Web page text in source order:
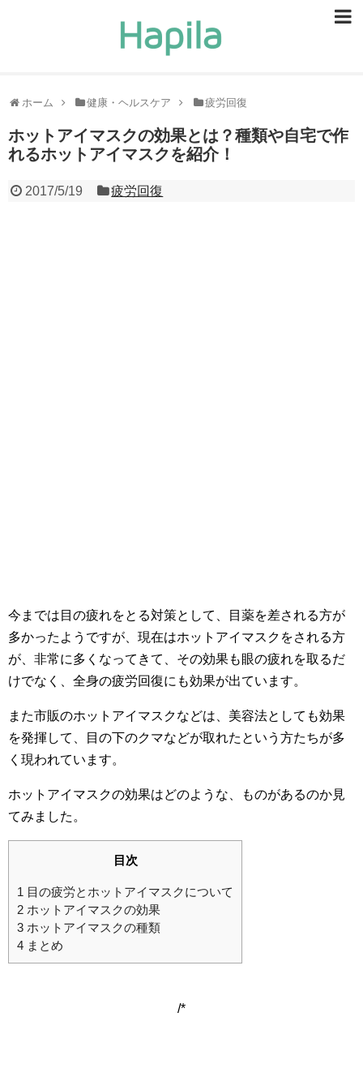
ホーム 健康・ヘルスケア 疲労回復
ホットアイマスクの効果とは？種類や自宅で作
れるホットアイマスクを紹介！
2017/5/19 疲労回復
今までは目の疲れをとる対策として、目薬を差される方が
多かったようですが、現在はホットアイマスクをされる方
が、非常に多くなってきて、その効果も眼の疲れを取るだ
けでなく、全身の疲労回復にも効果が出ています。
また市販のホットアイマスクなどは、美容法としても効果
を発揮して、目の下のクマなどが取れたという方たちが多
く現われています。
ホットアイマスクの効果はどのような、ものがあるのか見
てみました。
目次
1 目の疲労とホットアイマスクについて
2 ホットアイマスクの効果
3 ホットアイマスクの種類
4 まとめ
/*
ヘルスケア
食事・食べ物